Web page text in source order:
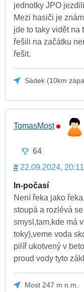
jednotky JPO
Mezi hasiči je
jde to taky vidět na
řešili na začátku
řešit.
Sádek (10km
TomasMost
64
# 22.09.2024, 20:11
In-počasí
Není řeka jako
stoupá a rozlévá
smysl,tam,kde má
toky),veme voda
pilíř ukotvený v
proud vody tyto
Most 247 m n.m.